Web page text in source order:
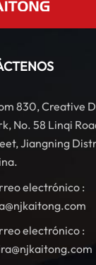
830, Creative
No. 58 Linqi
Jiangning
electrónico :
electrónico :